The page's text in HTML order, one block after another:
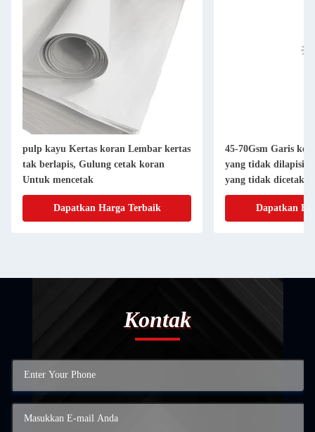
pulp kayu Kertas koran Lembar kertas
tak berlapis, Gulung cetak koran
Untuk mencetak
Dapatkan Harga Terbaik
45-70Gsm Garis
yang tidak dilapisi,
yang tidak dicetak
Dapatkan
Kontak